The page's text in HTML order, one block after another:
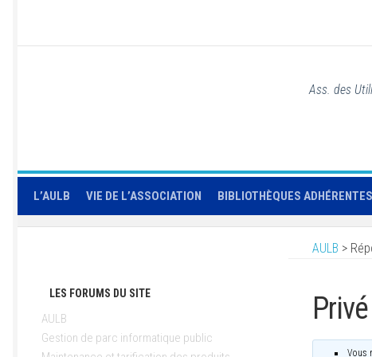
Ass. des
L’AULB VIE DE L’ASSOCIATION BIBLIOTHÈQUES ADHÉRENTES
AULB >
Privé
Vous
LES FORUMS DU SITE
AULB
Gestion de parc informatique public